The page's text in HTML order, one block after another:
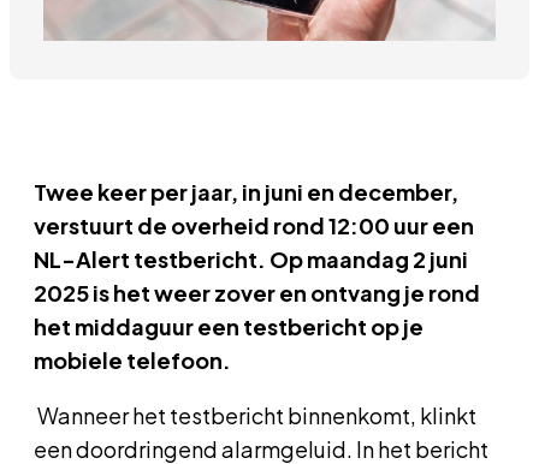
Twee keer per jaar, in juni en december,
verstuurt de overheid rond 12:00 uur een
NL-Alert testbericht. Op maandag 2 juni
2025 is het weer zover en ontvang je rond
het middaguur een testbericht op je
mobiele telefoon.
Wanneer het testbericht binnenkomt, klinkt
een doordringend alarmgeluid. In het bericht